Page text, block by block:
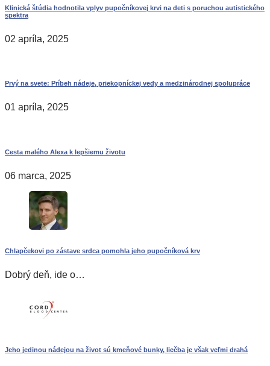
Klinická štúdia hodnotila vplyv pupočníkovej krvi na deti s poruchou autistického
spektra
02 apríla, 2025
Prvý na svete: Príbeh nádeje, priekopníckej vedy a medzinárodnej spolupráce
01 apríla, 2025
Cesta malého Alexa k lepšiemu životu
06 marca, 2025
Chlapčekovi po zástave srdca pomohla jeho pupočníková krv
Dobrý deň, ide o…
Jeho jedinou nádejou na život sú kmeňové bunky, liečba je však veľmi drahá